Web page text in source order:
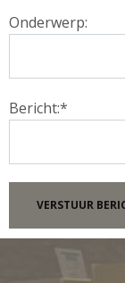
Onderwerp:
Bericht:*